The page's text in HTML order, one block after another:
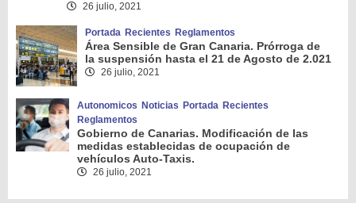
26 julio, 2021
Portada Recientes Reglamentos
Área Sensible de Gran Canaria. Prórroga de
la suspensión hasta el 21 de Agosto de 2.021
26 julio, 2021
Autonomicos Noticias Portada Recientes
Reglamentos
Gobierno de Canarias. Modificación de las
medidas establecidas de ocupación de
vehículos Auto-Taxis.
26 julio, 2021